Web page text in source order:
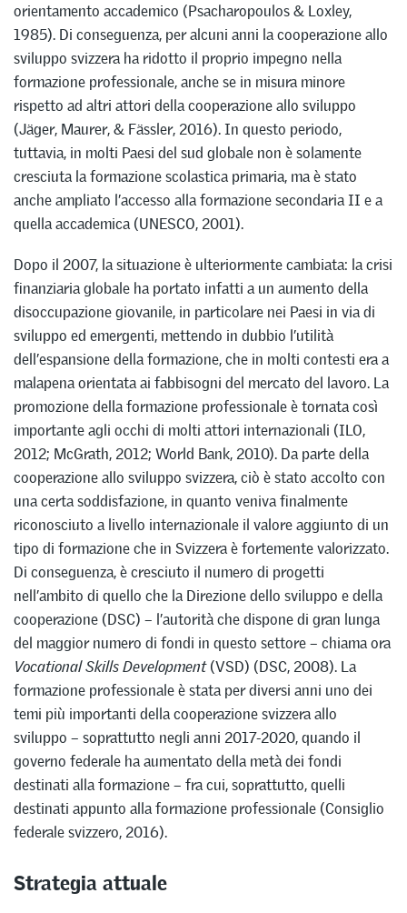
orientamento accademico (Psacharopoulos & Loxley,
1985). Di conseguenza, per alcuni anni la cooperazione allo
sviluppo svizzera ha ridotto il proprio impegno nella
formazione professionale, anche se in misura minore
rispetto ad altri attori della cooperazione allo sviluppo
(Jäger, Maurer, & Fässler, 2016). In questo periodo,
tuttavia, in molti Paesi del sud globale non è solamente
cresciuta la formazione scolastica primaria, ma è stato
anche ampliato l’accesso alla formazione secondaria II e a
quella accademica (UNESCO, 2001).
Dopo il 2007, la situazione è ulteriormente cambiata: la crisi
finanziaria globale ha portato infatti a un aumento della
disoccupazione giovanile, in particolare nei Paesi in via di
sviluppo ed emergenti, mettendo in dubbio l’utilità
dell’espansione della formazione, che in molti contesti era a
malapena orientata ai fabbisogni del mercato del lavoro. La
promozione della formazione professionale è tornata così
importante agli occhi di molti attori internazionali (ILO,
2012; McGrath, 2012; World Bank, 2010). Da parte della
cooperazione allo sviluppo svizzera, ciò è stato accolto con
una certa soddisfazione, in quanto veniva finalmente
riconosciuto a livello internazionale il valore aggiunto di un
tipo di formazione che in Svizzera è fortemente valorizzato.
Di conseguenza, è cresciuto il numero di progetti
nell’ambito di quello che la Direzione dello sviluppo e della
cooperazione (DSC) – l’autorità che dispone di gran lunga
del maggior numero di fondi in questo settore – chiama ora
Vocational Skills Development(VSD) (DSC, 2008). La
formazione professionale è stata per diversi anni uno dei
temi più importanti della cooperazione svizzera allo
sviluppo – soprattutto negli anni 2017-2020, quando il
governo federale ha aumentato della metà dei fondi
destinati alla formazione – fra cui, soprattutto, quelli
destinati appunto alla formazione professionale (Consiglio
federale svizzero, 2016).
Strategia attuale